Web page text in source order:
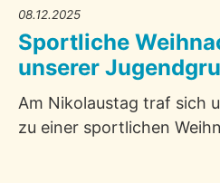
08.12.2025
Sportliche
unserer
Am Nikolaustag traf sich
zu einer sportlichen